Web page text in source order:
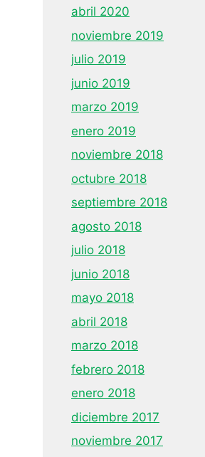
abril 2020
noviembre 2019
julio 2019
junio 2019
marzo 2019
enero 2019
noviembre 2018
octubre 2018
septiembre 2018
agosto 2018
julio 2018
junio 2018
mayo 2018
abril 2018
marzo 2018
febrero 2018
enero 2018
diciembre 2017
noviembre 2017